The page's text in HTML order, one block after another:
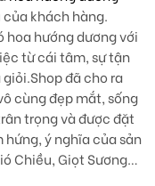
khách hàng.
hoa hướng dương với
từ cái tâm, sự tận
đã cho ra
cùng đẹp mắt, sống
trọng và được đặt
ý nghĩa của sản
Chiều, Giọt Sương…